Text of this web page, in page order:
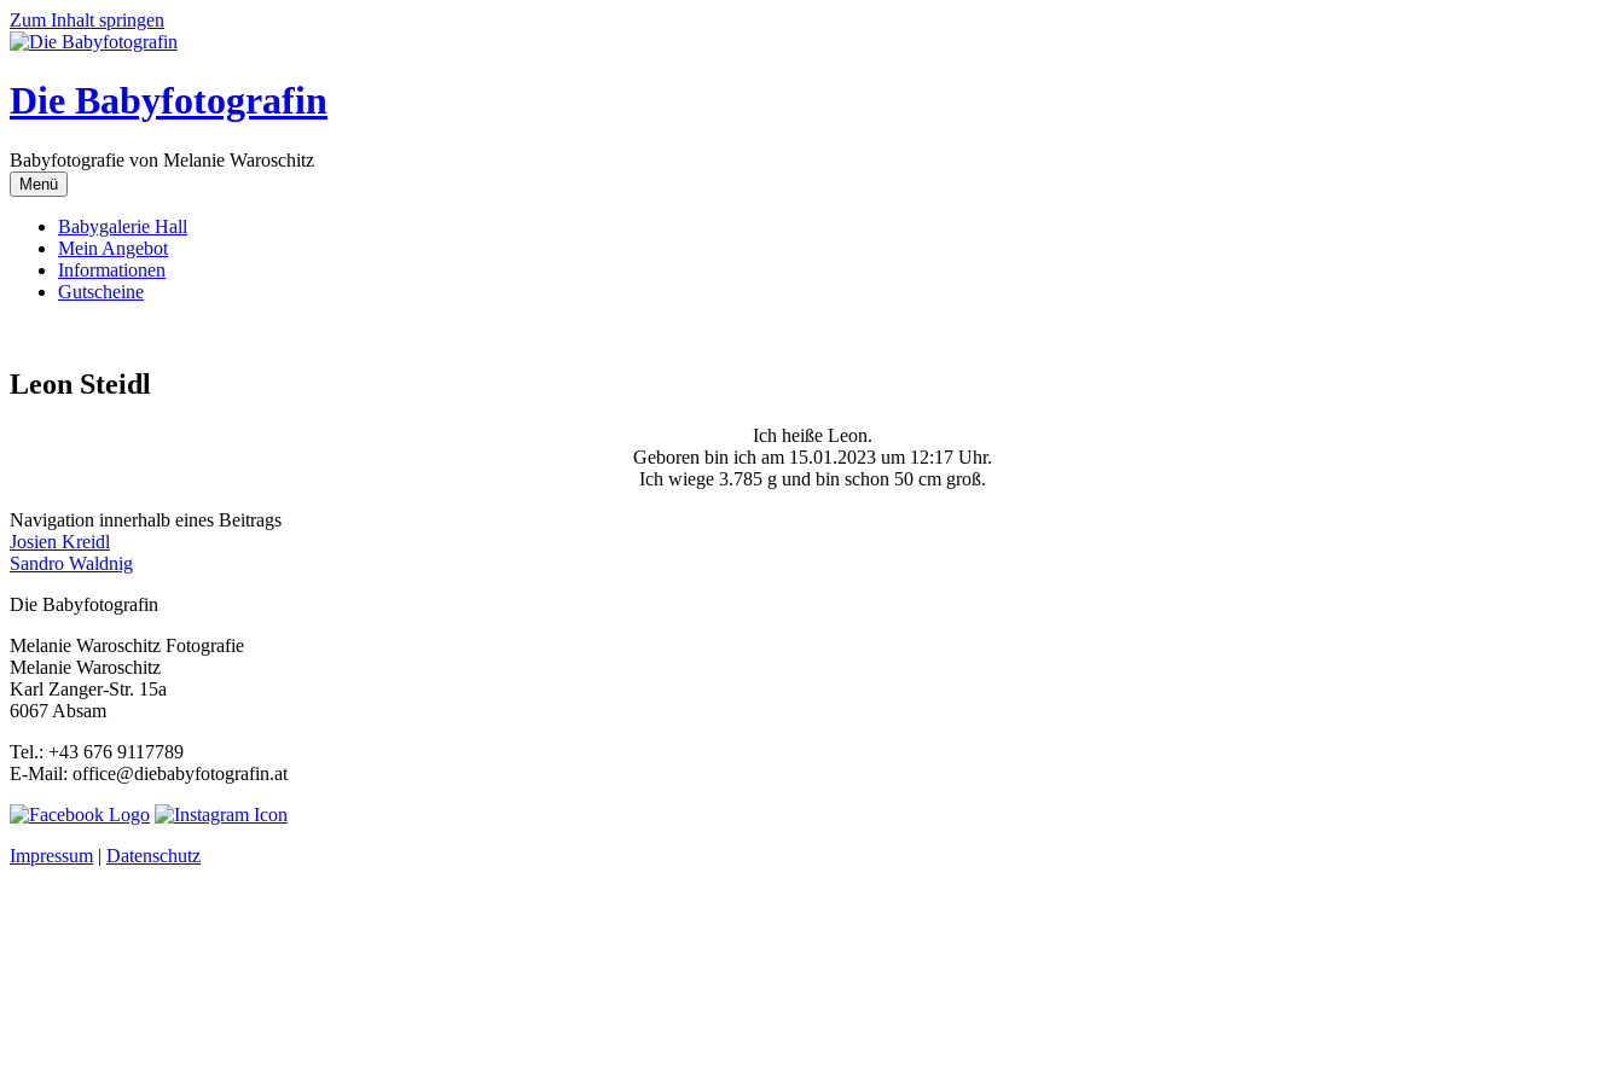
Zum Inhalt springen
Die Babyfotografin
Babyfotografie von Melanie Waroschitz
Menü
Babygalerie Hall
Mein Angebot
Informationen
Gutscheine
Leon Steidl
Ich heiße Leon.
Geboren bin ich am 15.01.2023 um 12:17 Uhr.
Ich wiege 3.785 g und bin schon 50 cm groß.
Navigation innerhalb eines Beitrags
Josien Kreidl
Sandro Waldnig
Die Babyfotografin
Melanie Waroschitz Fotografie
Melanie Waroschitz
Karl Zanger-Str. 15a
6067 Absam
Tel.: +43 676 9117789
E-Mail: office@diebabyfotografin.at
Impressum | Datenschutz